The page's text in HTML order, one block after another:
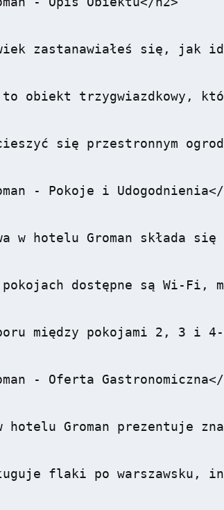
zastanawiałeś się, jak
to obiekt trzygwiazdkowy,
cieszyć się przestronnym
- Pokoje i Udogodnienia</
w hotelu Groman składa
pokojach dostępne są Wi-
między pokojami 2, 3 i
- Oferta Gastronomiczna</
hotelu Groman prezentuje
flaki po